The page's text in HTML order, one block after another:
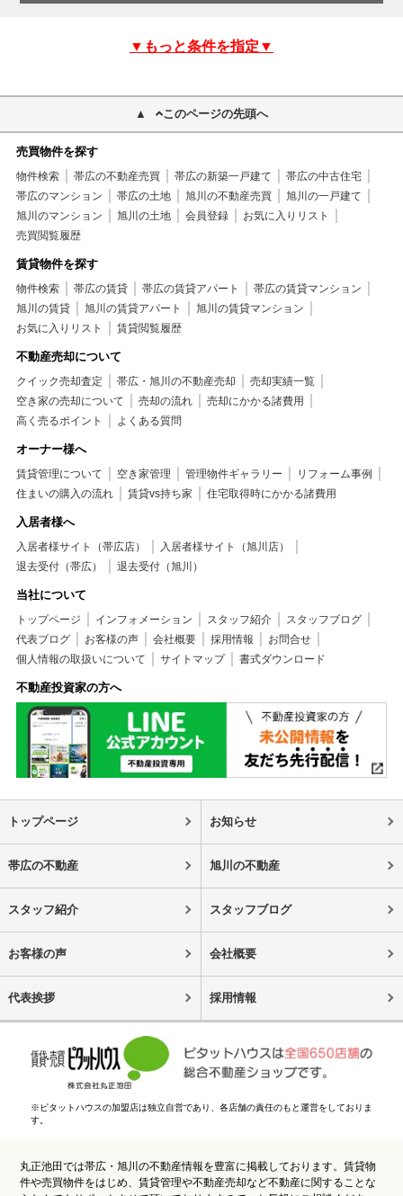
▼もっと条件を指定▼
このページの先頭へ
売買物件を探す
物件検索 帯広の不動産売買 帯広の新築一戸建て
帯広の中古住宅
帯広のマンション
帯広の土地 旭川の不動産売買
旭川の一戸建て
旭川のマンション
旭川の土地 会員登録
お気に入りリスト
売買閲覧履歴
賃貸物件を探す
物件検索 帯広の賃貸 帯広の賃貸アパート
帯広の賃貸マンション
旭川の賃貸
旭川の賃貸アパート
旭川の賃貸マンション
お気に入りリスト
賃貸閲覧履歴
不動産売却について
クイック売却査定 帯広・旭川の不動産売却
売却実績一覧
空き家の売却について
売却の流れ
売却にかかる諸費用
高く売るポイント
よくある質問
オーナー様へ
賃貸管理について 空き家管理 管理物件ギャラリー
リフォーム事例
住まいの購入の流れ
賃貸vs持ち家 住宅取得時にかかる諸費用
入居者様へ
入居者様サイト（帯広店）
入居者様サイト（旭川店）
退去受付（帯広）
退去受付（旭川）
当社について
トップページ インフォメーション スタッフ紹介
スタッフブログ
代表ブログ
お客様の声 会社概要 採用情報
お問合せ
個人情報の取扱いについて
サイトマップ 書式ダウンロード
不動産投資家の方へ
トップページ お知らせ
帯広の不動産 旭川の不動産
スタッフ紹介 スタッフブログ
お客様の声 会社概要
代表挨拶 採用情報
※ピタットハウスの加盟店は独立自営であり、各店舗の責任のもと運営をしておりま
す。
丸正池田では帯広・旭川の不動産情報を豊富に掲載しております。賃貸物
件や売買物件をはじめ、賃貸管理や不動産売却など不動産に関することな